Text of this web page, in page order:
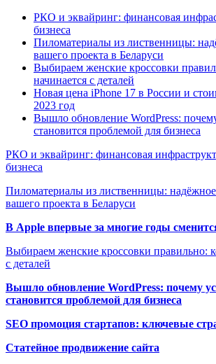
РКО и эквайринг: финансовая
бизнеса
Пиломатериалы из лиственницы:
вашего проекта в Беларуси
Выбираем женские кроссовки
начинается с деталей
Новая цена iPhone 17 в России и
2023 год
Вышло обновление WordPress:
становится проблемой для бизнеса
РКО и эквайринг: финансовая
бизнеса
Пиломатериалы из лиственницы:
вашего проекта в Беларуси
В Apple впервые за многие годы
Выбираем женские кроссовки правильно:
с деталей
Вышло обновление WordPress: почему
становится проблемой для бизнеса
SEO промоция стартапов: ключевые
Статейное продвижение сайта